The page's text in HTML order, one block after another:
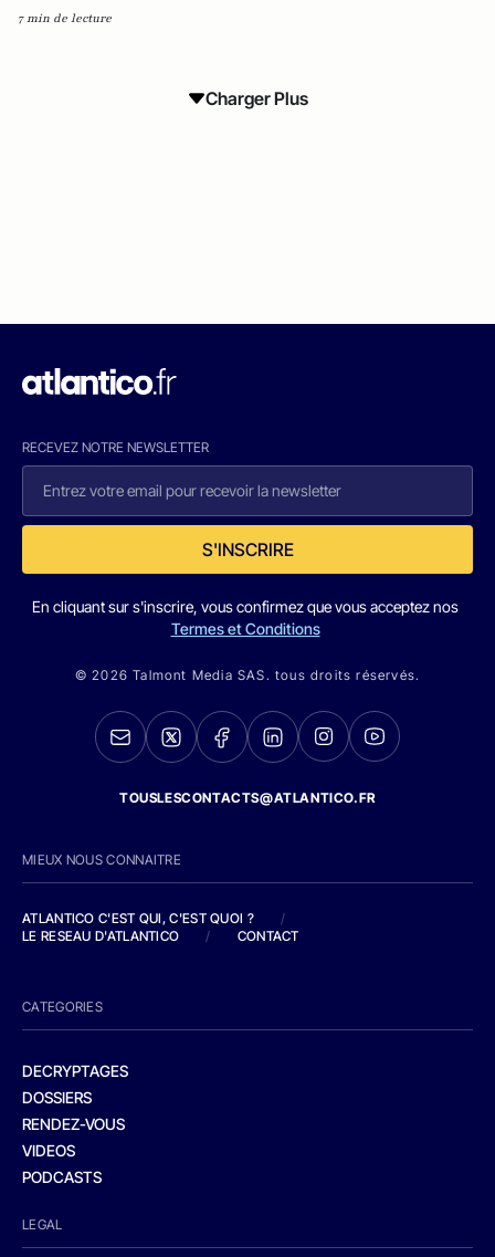
7 min de lecture
Charger Plus
RECEVEZ NOTRE NEWSLETTER
S'INSCRIRE
En cliquant sur s'inscrire, vous confirmez que vous acceptez nos
Termes et Conditions
© 2026 Talmont Media SAS. tous droits réservés.
TOUSLESCONTACTS@ATLANTICO.FR
MIEUX NOUS CONNAITRE
ATLANTICO C'EST QUI, C'EST QUOI ?
/
LE RESEAU D'ATLANTICO
/ CONTACT
CATEGORIES
DECRYPTAGES
DOSSIERS
RENDEZ-VOUS
VIDEOS
PODCASTS
LEGAL